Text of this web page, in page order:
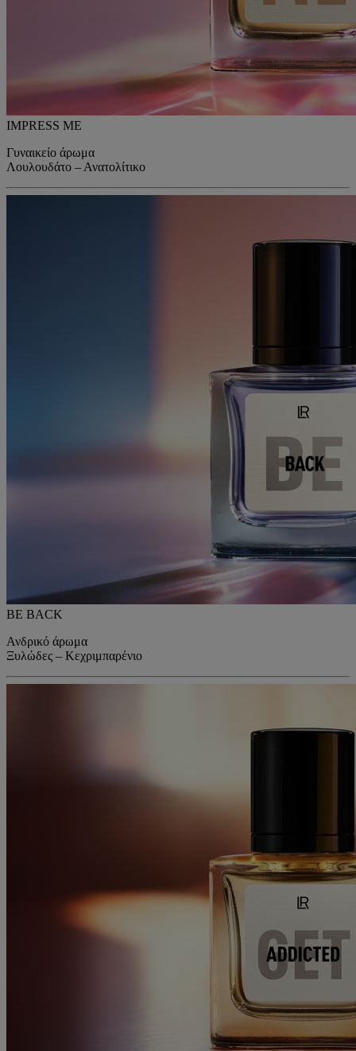
IMPRESS ME
Γυναικείο άρωμα
Λουλουδάτο – Ανατολίτικο
BE BACK
Ανδρικό άρωμα
Ξυλώδες – Κεχριμπαρένιο